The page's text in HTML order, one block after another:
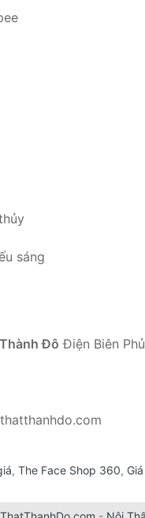
sáng
Đô Điện Biên
, The Face Shop 360,